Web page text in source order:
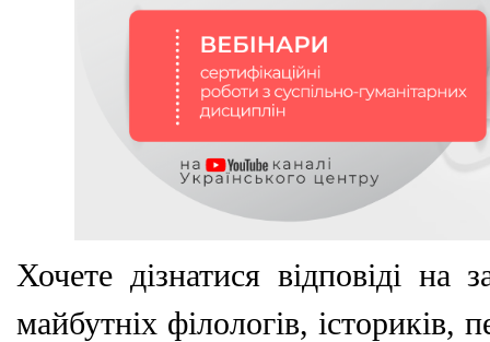
Хочете дізнатися відповіді
майбутніх філологів, істориків,